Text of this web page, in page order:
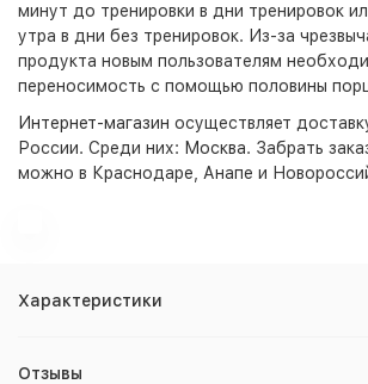
минут до тренировки в дни тренировок
утра в дни без тренировок. Из-за
продукта новым пользователям
переносимость с помощью половины
Интернет-магазин осуществляет
России. Среди них: Москва. Забрать
можно в Краснодаре, Анапе и
Характеристики
Отзывы